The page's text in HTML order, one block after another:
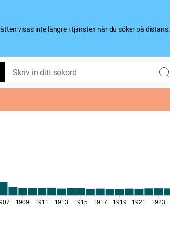
visas inte längre i tjänsten när du söker på distans.
1909 1911 1913 1915 1917 1919 1921 1923